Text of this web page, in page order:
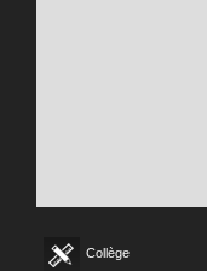
Collège